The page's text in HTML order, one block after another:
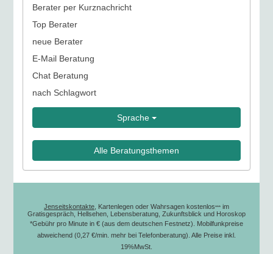
Berater per Kurznachricht
Top Berater
neue Berater
E-Mail Beratung
Chat Beratung
nach Schlagwort
Sprache
Alle Beratungsthemen
Jenseitskontakte , Kartenlegen oder Wahrsagen kostenlos*** im
Gratisgespräch, Hellsehen, Lebensberatung, Zukunftsblick und Horoskop
*Gebühr pro Minute in € (aus dem deutschen Festnetz). Mobilfunkpreise
abweichend (0,27 €/min. mehr bei Telefonberatung). Alle Preise inkl.
19%MwSt.